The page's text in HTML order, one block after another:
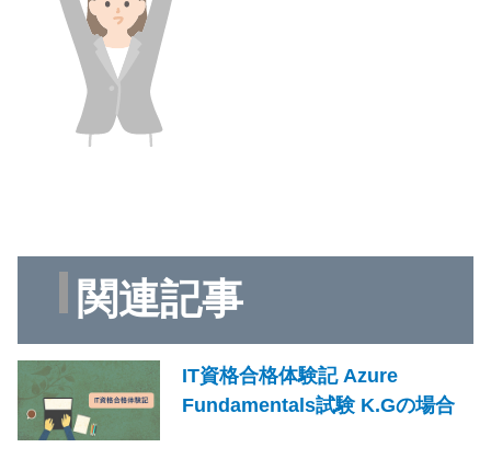
関連記事
IT資格合格体験記 Azure
Fundamentals試験 K.Gの場合